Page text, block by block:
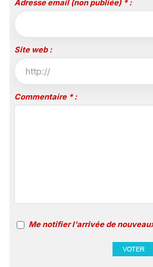
Adresse email (non publiée) * :
Site web :
Commentaire * :
Me notifier l'arrivée de